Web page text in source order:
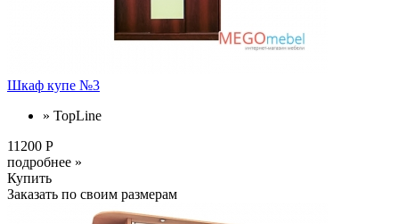
Шкаф купе №3
» TopLine
11200 Р
подробнее »
Купить
Заказать по своим размерам